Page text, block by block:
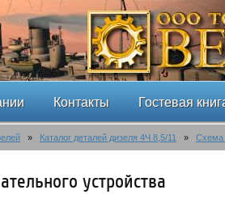
Контакты Гостевая
» Каталог деталей дизеля 4Ч 8,5/11 » Схема
устройства